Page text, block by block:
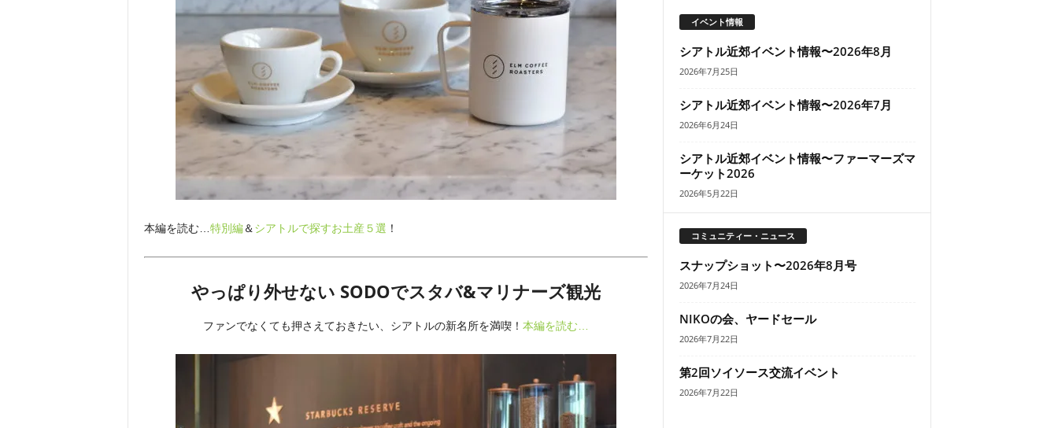
本編を読む… 特別編＆ シアトルで探すお土産５選 ！
やっぱり外せない SODOでスタバ&マリナーズ観光
ファンでなくても押さえておきたい、シアトルの新名所を満喫！ 本編を読む…
イベント情報
シアトル近郊イベント情報〜2026年8月
2026年7月25日
シアトル近郊イベント情報〜2026年7月
2026年6月24日
シアトル近郊イベント情報〜ファーマーズマ
ーケット2026
2026年5月22日
コミュニティー・ニュース
スナップショット〜2026年8月号
2026年7月24日
NIKOの会、ヤードセール
2026年7月22日
第2回ソイソース交流イベント
2026年7月22日